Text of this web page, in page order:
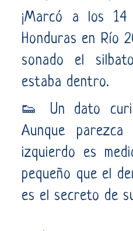
¡Marcó a los 14
Honduras en Río
sonado el
estaba dentro.
👟 Un dato
Aunque
izquierdo es
pequeño que el
es el secreto de